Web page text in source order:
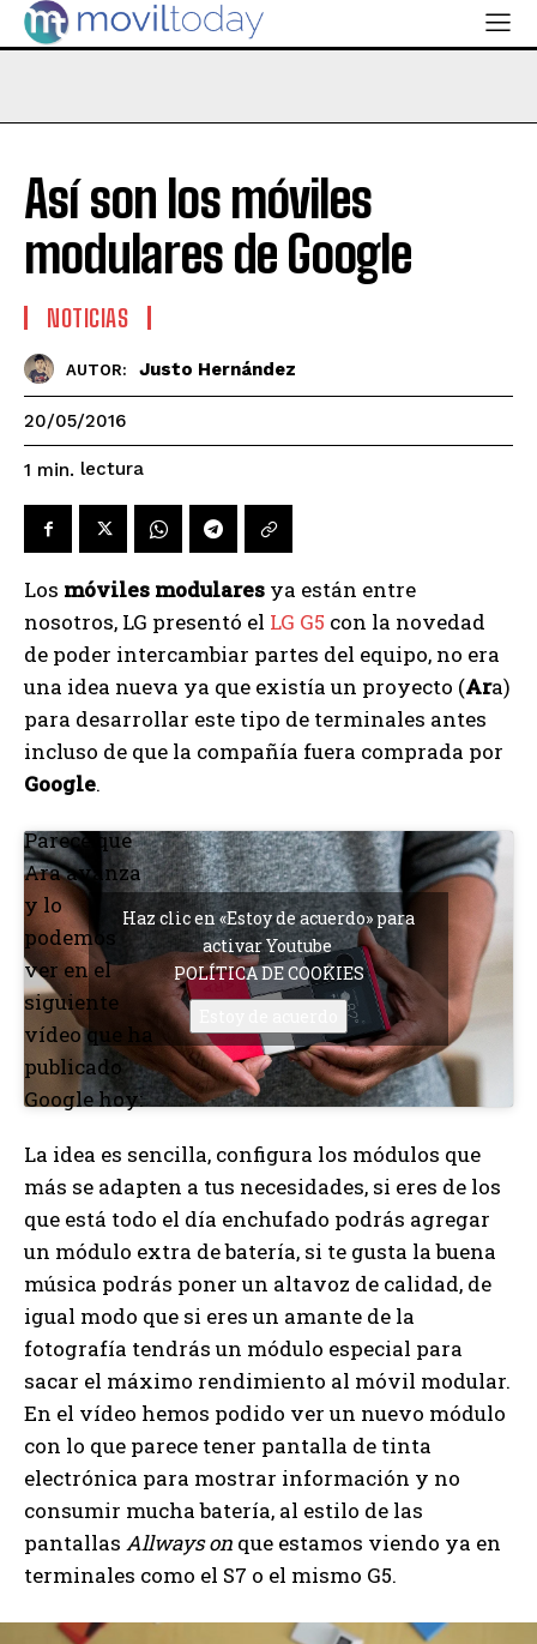
Así son los móviles
modulares de Google
NOTICIAS
AUTOR: Justo Hernández
20/05/2016
1 min. lectura
Los móviles modulares ya están entre
nosotros, LG presentó el LG G5 con la novedad
de poder intercambiar partes del equipo, no era
una idea nueva ya que existía un proyecto (Ara)
para desarrollar este tipo de terminales antes
incluso de que la compañía fuera comprada por
Google.
Parece que
Ara avanza
y lo
podemos
ver en el
siguiente
vídeo que ha
publicado
Google hoy:
Haz clic en «Estoy de acuerdo» para
activar Youtube
POLÍTICA DE COOKIES
La idea es sencilla, configura los módulos que
más se adapten a tus necesidades, si eres de los
que está todo el día enchufado podrás agregar
un módulo extra de batería, si te gusta la buena
música podrás poner un altavoz de calidad, de
igual modo que si eres un amante de la
fotografía tendrás un módulo especial para
sacar el máximo rendimiento al móvil modular.
En el vídeo hemos podido ver un nuevo módulo
con lo que parece tener pantalla de tinta
electrónica para mostrar información y no
consumir mucha batería, al estilo de las
pantallas Allways on que estamos viendo ya en
terminales como el S7 o el mismo G5.